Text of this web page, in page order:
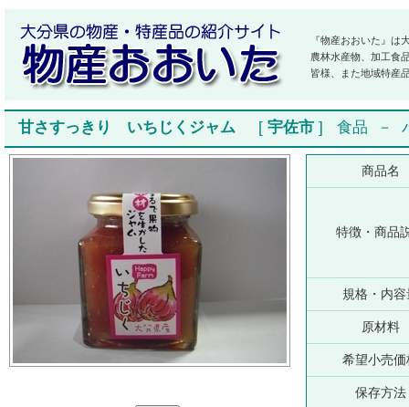
『物産おおいた』は
農林水産物、加工食
皆様、また地域特産
甘さすっきり いちじくジャム [ 宇佐市 ] 食品 －
商品名
特徴・商品
規格・内容
原材料
希望小売価
保存方法